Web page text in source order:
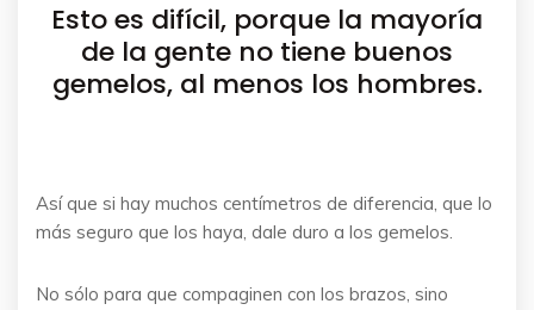
Esto es difícil, porque la mayoría
de la gente no tiene buenos
gemelos, al menos los hombres.
Así que si hay muchos centímetros de diferencia, que lo
más seguro que los haya, dale duro a los gemelos.
No sólo para que compaginen con los brazos, sino